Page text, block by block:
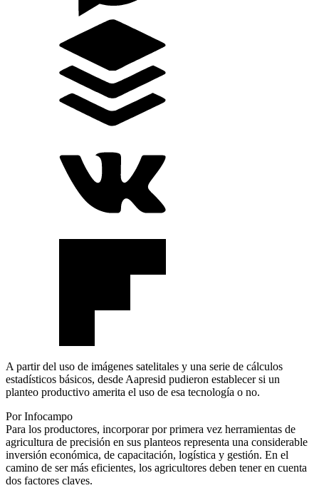
A partir del uso de imágenes satelitales y una serie de cálculos
estadísticos básicos, desde Aapresid pudieron establecer si un
planteo productivo amerita el uso de esa tecnología o no.
Por Infocampo
Para los productores, incorporar por primera vez herramientas de
agricultura de precisión en sus planteos representa una considerable
inversión económica, de capacitación, logística y gestión. En el
camino de ser más eficientes, los agricultores deben tener en cuenta
dos factores claves.